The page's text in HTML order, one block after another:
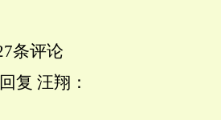
条评论
复 汪翔：